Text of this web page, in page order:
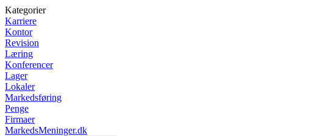
Kategorier
Karriere
Kontor
Revision
Læring
Konferencer
Lager
Lokaler
Markedsføring
Penge
Firmaer
MarkedsMeninger.dk